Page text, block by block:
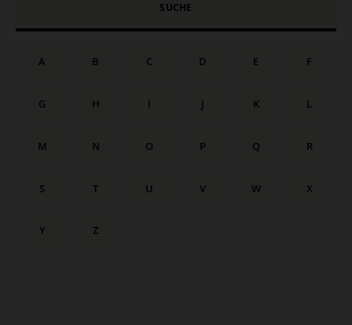
SUCHE
A B C D E F
G H I J K L
M N O P Q R
S T U V W X
Y Z